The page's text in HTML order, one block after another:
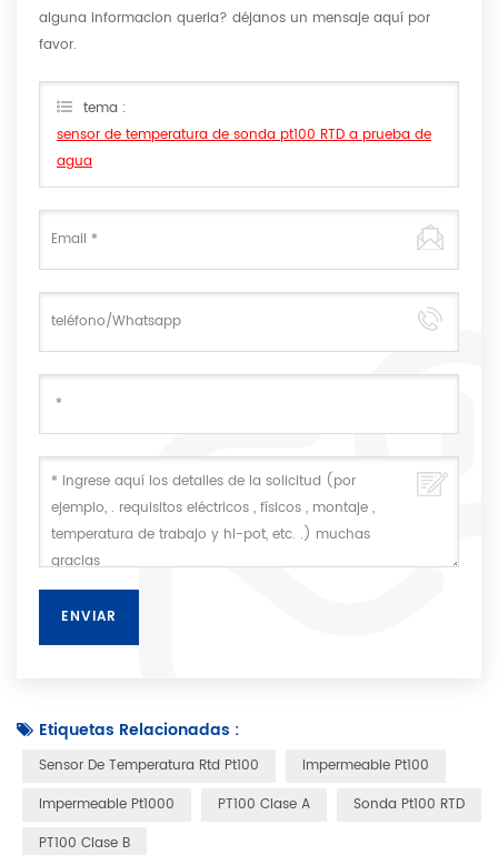
alguna informacion queria? déjanos un mensaje aquí por
favor.
tema :
sensor de temperatura de sonda pt100 RTD a prueba de
agua
Etiquetas Relacionadas :
Sensor De Temperatura Rtd Pt100
Impermeable Pt100
Impermeable Pt1000
PT100 Clase A
Sonda Pt100 RTD
PT100 Clase B